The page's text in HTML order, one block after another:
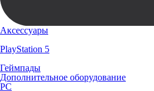
Аксессуары
PlayStation 5
Геймпады
Дополнительное оборудование
PC